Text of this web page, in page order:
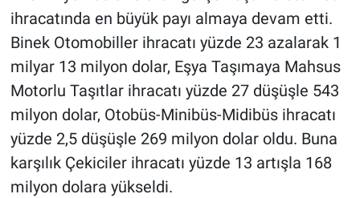
ihracatında en büyük payı almaya devam etti.
Binek Otomobiller ihracatı yüzde 23 azalarak 1
milyar 13 milyon dolar, Eşya Taşımaya Mahsus
Motorlu Taşıtlar ihracatı yüzde 27 düşüşle 543
milyon dolar, Otobüs-Minibüs-Midibüs ihracatı
yüzde 2,5 düşüşle 269 milyon dolar oldu. Buna
karşılık Çekiciler ihracatı yüzde 13 artışla 168
milyon dolara yükseldi.